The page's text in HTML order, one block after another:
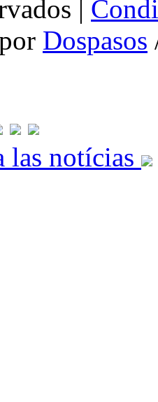
|
Dospasos
las notícias